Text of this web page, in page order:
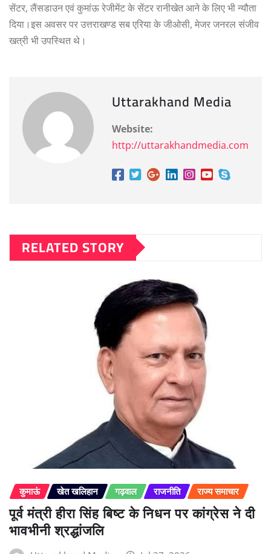
सेंटर, लैंसडाउन एवं कुमांऊ रेजीमेंट के सेंटर रानीखेत आने के लिए भी न्यौता
दिया।इस अवसर पर उत्तराखण्ड सब एरिया के जीओसी, मेजर जनरल संजीव
खत्री भी उपस्थित थे।
Uttarakhand Media
Website:
http://uttarakhandmedia.com
RELATED STORY
कुमाऊं खेत खलिहान गढ़वाल राजनीति राज्य समाचार
पूर्व मंत्री हीरा सिंह बिष्ट के निधन पर कांग्रेस ने दी
भावभीनी श्रद्धांजलि